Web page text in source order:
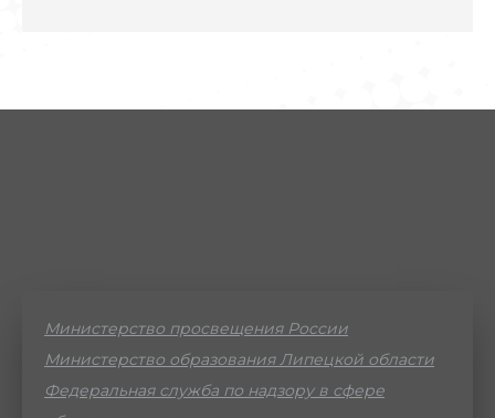
Министерство просвещения России
Министерство образования Липецкой области
Федеральная служба по надзору в сфере